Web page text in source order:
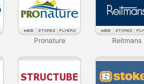
Pronature Reitmans